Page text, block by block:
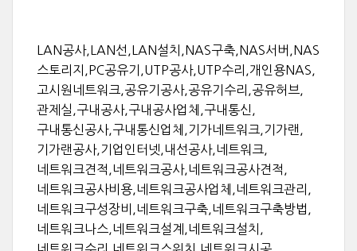
LAN공사,LAN선,LAN설치,NAS구축,NAS서버,NAS
스토리지,PC공유기,UTP공사,UTP수리,개인용NAS,
고시원네트워크,공유기공사,공유기수리,공유허브,
관제실,구내공사,구내공사업체,구내통신,
구내통신공사,구내통신업체,기가네트워크,기가랜,
기가랜공사,기업인터넷,내선공사,네트워크,
네트워크견적,네트워크공사,네트워크공사견적,
네트워크공사비용,네트워크공사업체,네트워크관리,
네트워크구성장비,네트워크구축,네트워크구축방법,
네트워크나스,네트워크설계,네트워크설치,